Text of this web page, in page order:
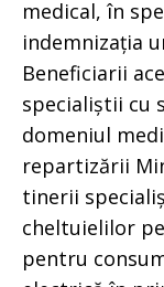
medical, în
indemnizația
Beneficiarii
specialiștii cu
domeniul
repartizării
tinerii
cheltuielilor
pentru